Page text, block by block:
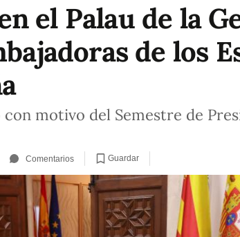
el Palau de la
de los
motivo del Semestre de
Comentarios Guardar